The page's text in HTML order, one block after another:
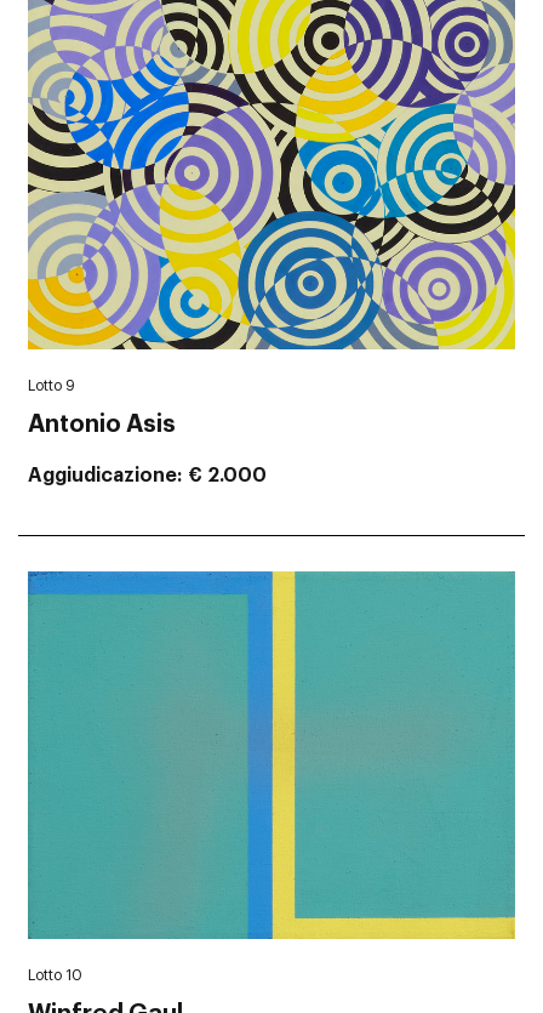
Lotto 9
Antonio Asis
Aggiudicazione € 2.000
Lotto 10